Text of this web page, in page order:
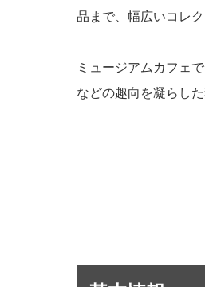
品まで、幅広いコレ
ミュージアムカフェ
などの趣向を凝らし